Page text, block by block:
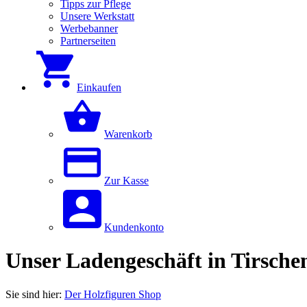
Tipps zur Pflege
Unsere Werkstatt
Werbebanner
Partnerseiten
Einkaufen
Warenkorb
Zur Kasse
Kundenkonto
Unser Ladengeschäft in
Sie sind hier: Der Holzfiguren Shop